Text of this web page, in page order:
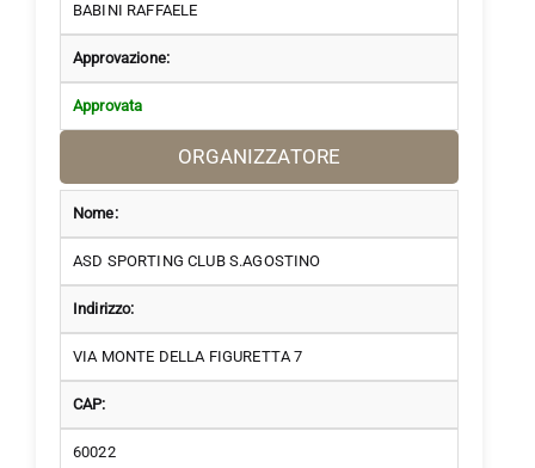
BABINI RAFFAELE
Approvazione:
Approvata
ORGANIZZATORE
Nome:
ASD SPORTING CLUB S.AGOSTINO
Indirizzo:
VIA MONTE DELLA FIGURETTA 7
CAP:
60022